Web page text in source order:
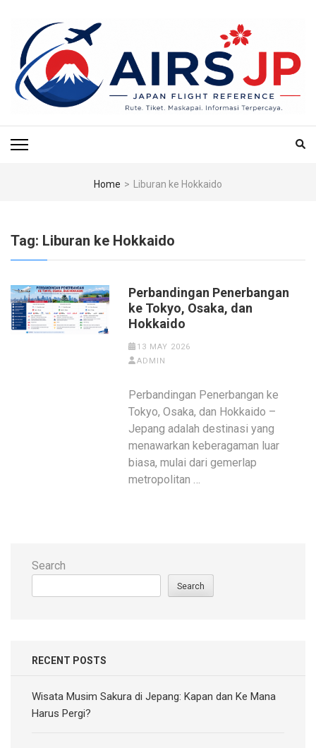
content
(Press
Enter)
AIRS JP – PUSAT
REFERENSI
PENERBANGAN & TIKET
Jepang, Air BnB Jepang,
Home > Liburan ke Hokkaido
Tag: Liburan ke Hokkaido
Perbandingan Penerbangan
ke Tokyo, Osaka, dan
Hokkaido
13 MAY 2026
ADMIN
Perbandingan Penerbangan ke
Tokyo, Osaka, dan Hokkaido –
Jepang adalah destinasi yang
menawarkan keberagaman luar
biasa, mulai dari gemerlap
metropolitan …
Search
Search
RECENT POSTS
Wisata Musim Sakura di Jepang: Kapan dan Ke Mana
Harus Pergi?